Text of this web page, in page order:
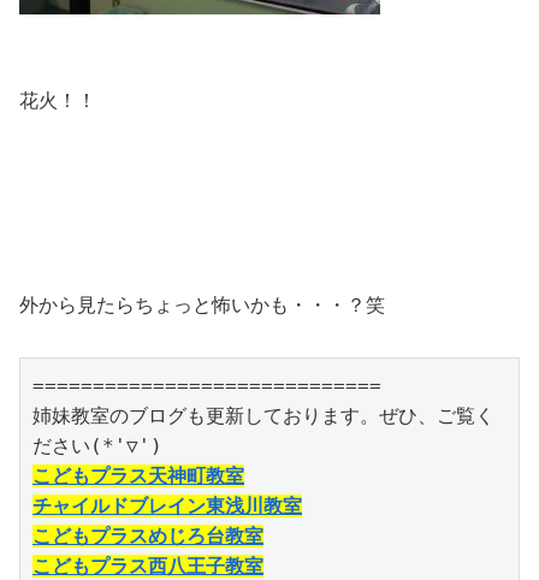
花火！！
外から見たらちょっと怖いかも・・・？笑
=============================
姉妹教室のブログも更新しております。ぜひ、ご覧く
こどもプラス天神町教室
チャイルドブレイン東浅川教室
こどもプラスめじろ台教室
こどもプラス西八王子教室